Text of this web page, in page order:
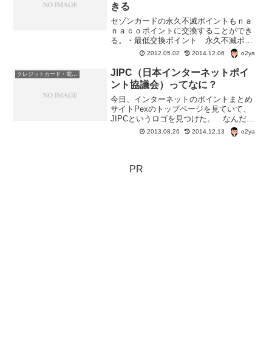
きる
セゾンカードの永久不滅ポイントもｎａ
ｎａｃｏポイントに交換することができ
る。・最低交換ポイント 永久不滅ポイ
ント200ポイント・交換レート 永久不滅
ポイント200ポイント→ｎａｎａｃｏポイ
ント920ポイント永久不滅ポイント→ｎａ
ｎａｃｏポイ...
2012.05.02 2014.12.06 o2ya
クレジットカード・電子マネー・pay・ポイント
JIPC（日本インターネットポイ
ント協議会）ってなに？
今日、インターネットのポイントまとめ
サイトPexのトップページを見ていて、
JIPCというロゴを見つけた。 なんだ
ろ？ JIPCは日本インターネットポイン
ト協議会のことだそうで。JIPC（日本イ
2013.08.26 2014.12.13 o2ya
PR